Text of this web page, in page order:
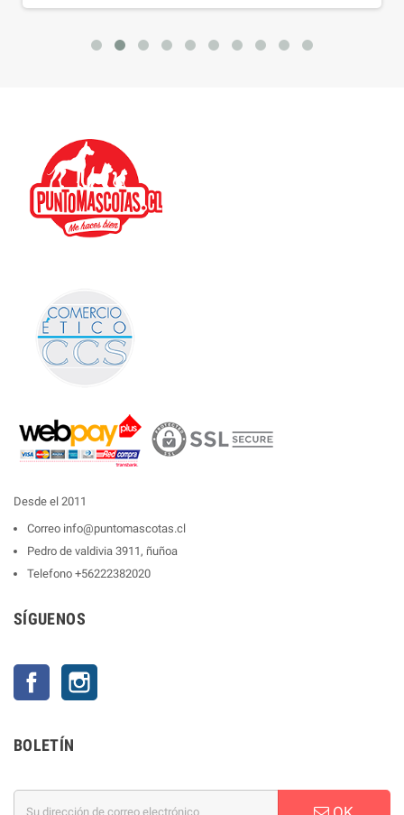
Desde el 2011
Correo info@puntomascotas.cl
Pedro de valdivia 3911, ñuñoa
Telefono +56222382020
SÍGUENOS
Facebook
BOLETÍN